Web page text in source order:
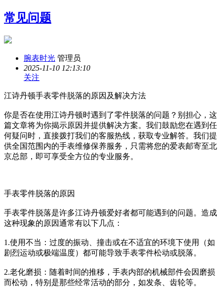
常见问题
腕表时光 管理员
2025-11-10 12:13:10
关注
江诗丹顿手表零件脱落的原因及解决方法
你是否在使用江诗丹顿时遇到了零件脱落的问题？别担心，这
篇文章将为你揭示原因并提供解决方案。我们鼓励您在遇到任
何疑问时，直接拨打我们的客服热线，获取专业解答。我们提
供全国范围内的手表维修保养服务，只需将您的爱表邮寄至北
京总部，即可享受全方位的专业服务。
手表零件脱落的原因
手表零件脱落是许多江诗丹顿爱好者都可能遇到的问题。造成
这种现象的原因通常有以下几点：
1.使用不当：过度的振动、撞击或在不适宜的环境下使用（如
剧烈运动或极端温度）都可能导致手表零件松动或脱落。
2.老化磨损：随着时间的推移，手表内部的机械部件会因磨损
而松动，特别是那些经常活动的部分，如发条、齿轮等。